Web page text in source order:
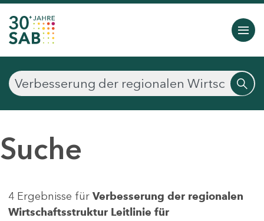
Suche
4 Ergebnisse für Verbesserung der regionalen
Wirtschaftsstruktur Leitlinie für